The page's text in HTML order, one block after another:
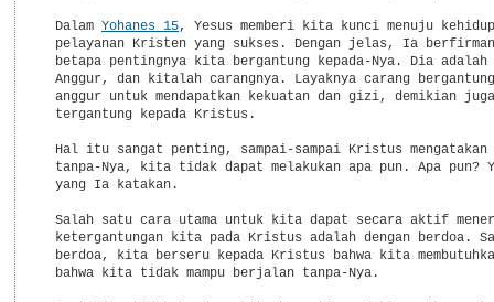
  Dalam
Yohanes 15, Yesus memberi kita kunci menuju
pelayanan Kristen yang sukses. Dengan jelas, Ia
betapa pentingnya kita bergantung kepada-Nya. Dia adalah
Anggur, dan kitalah carangnya. Layaknya carang
anggur untuk mendapatkan kekuatan dan gizi, demikian
  tergantung kepada Kristus.
Hal itu sangat penting, sampai-sampai Kristus mengatakan
tanpa-Nya, kita tidak dapat melakukan apa pun. Apa pun?
  yang Ia katakan.
Salah satu cara utama untuk kita dapat secara aktif
ketergantungan kita pada Kristus adalah dengan berdoa.
berdoa, kita berseru kepada Kristus bahwa kita
  bahwa kita tidak mampu berjalan tanpa-Nya.